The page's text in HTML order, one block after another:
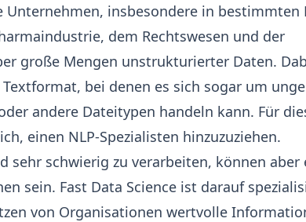
Unternehmen, insbesondere in bestimmten
dem Rechtswesen und der
große Mengen unstrukturierter Daten.
bei denen es sich sogar um
andere Dateitypen handeln kann. Für
einen NLP-Spezialisten hinzuzuziehen.
sehr schwierig zu verarbeiten, können aber
sein. Fast Data Science ist darauf
von Organisationen wertvolle